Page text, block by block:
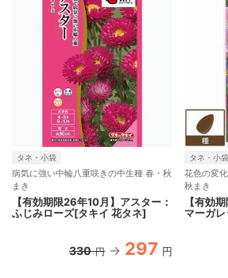
タネ・小袋
病気に強い中輪八重咲きの中生種 春・秋
まき
【有効期限26年10月】アスター：
ふじみローズ[タキイ 花タネ]
330 円 297 円
タネ・小袋
花色の変
秋まき
【有効
マーガ